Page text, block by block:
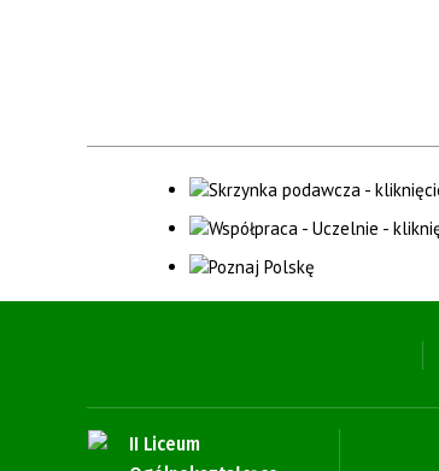
II Liceum